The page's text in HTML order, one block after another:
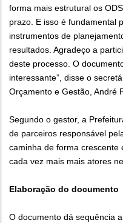
forma mais estrutural os
prazo. E isso é fundamental
instrumentos de
resultados. Agradeço a
deste processo. O
interessante”, disse o
Orçamento e Gestão, André
Segundo o gestor, a
de parceiros responsável
caminha de forma crescente
cada vez mais mais atores
Elaboração do documento
O documento dá sequência